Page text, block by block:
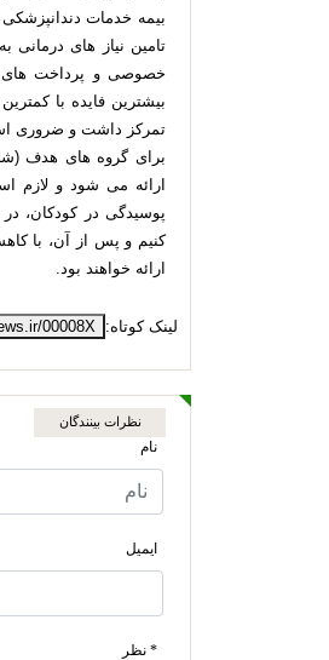
بیمه خدمات
تامین نیاز های
خصوصی و پرداخت های
بیشترین فایده با
تمرکز داشت و ضروری
برای گروه های هدف
ارائه می شود و لازم
پوسیدگی در کودکان، در
کنیم و پس از آن، با
ارائه خواهند بود.
لینک کوتاه: 00008X
نظرات بینندگان
نام
ایمیل
* نظر